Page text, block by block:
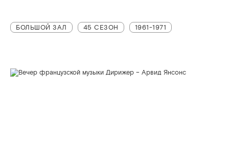
БОЛЬШОЙ ЗАЛ 45 СЕЗОН 1961-1971